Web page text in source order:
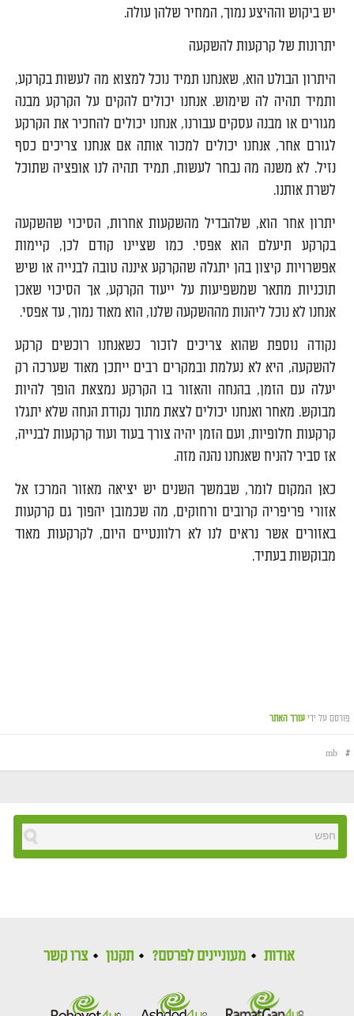
יש ביקוש וההיצע נמוך, המחיר שלהן עולה.
יתרונות של קרקעות להשקעה
היתרון הבולט הוא, שאנחנו תמיד נוכל למצוא מה לעשות בקרקע,
ותמיד תהיה לה שימוש. אנחנו יכולים להקים על הקרקע מבנה
מגורים או מבנה עסקים עבורנו, אנחנו יכולים להחכיר את הקרקע
לגורם אחר, אנחנו יכולים למכור אותה אם אנחנו צריכים כסף
נזיל. לא משנה מה נבחר לעשות, תמיד תהיה לנו אופציה שתוכל
לשרת אותנו.
יתרון אחר הוא, שלהבדיל מהשקעות אחרות, הסיכוי שהשקעה
בקרקע תיעלם הוא אפסי. כמו שציינו קודם לכן, קיימות
אפשרויות קיצון בהן יתגלה שהקרקע איננה טובה לבנייה או שיש
תוכניות מתאר שמשפיעות על ייעוד הקרקע, אך הסיכוי שאכן
אנחנו לא נוכל ליהנות מההשקעה שלנו, הוא מאוד נמוך, עד אפסי.
נקודה נוספת שהוא צריכים לזכור כשאנחנו רוכשים קרקע
להשקעה, היא לא נעלמת ובמקרים רבים ייתכן מאוד שערכה רק
יעלה עם הזמן, בהנחה והאזור בו הקרקע נמצאת הופך להיות
מבוקש. מאחר ואנחנו יכולים לצאת מתוך נקודת הנחה שלא יתגלו
קרקעות חלופיות, ועם הזמן יהיה צורך בעוד ועוד קרקעות לבנייה,
אז סביר להניח שאנחנו נהנה מזה.
כאן המקום לומר, שבמשך השנים יש יציאה מאזור המרכז אל
אזורי פריפריה קרובים ורחוקים, מה שכמובן יהפוך גם קרקעות
באזורים אשר נראים לנו לא רלוונטיים היום, לקרקעות מאוד
מבוקשות בעתיד.
פורסם על ידי עורך האתר
#
mb
אודות מעוניינים לפרסם? תקנון צרו קשר